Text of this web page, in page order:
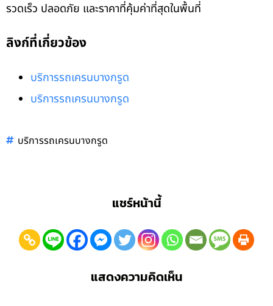
รวดเร็ว ปลอดภัย และราคาที่คุ้มค่าที่สุดในพื้นที่
ลิงก์ที่เกี่ยวข้อง
บริการรถเครนบางกรูด
บริการรถเครนบางกรูด
บริการรถเครนบางกรูด
แชร์หน้านี้
แสดงความคิดเห็น